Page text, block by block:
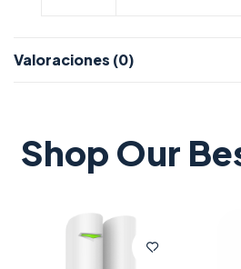
Valoraciones (0)
Shop Our